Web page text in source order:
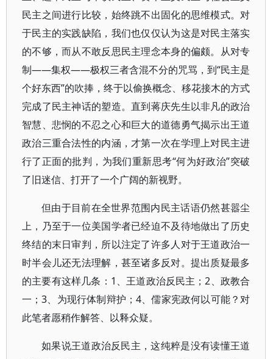
民主之间进行比较，始终跳不出固化的思维模式。对
于民主的实践缺陷，我们也仅仅认为这是对民主落实
的不够，而从不敢反思民主理念本身的偏颇。从对专
制——集权——极权三者含混不分的咒骂，到“民主是
个好东西”的吹捧，终于以偷换概念、移花接木的方式
完成了民主神话的塑造。直到蒋庆先生以非凡的政治
智慧、悲悯的不忍之心和巨大的道德勇气揭示出王道
政治三重合法性的内涵，才第一次在学理上对民主进
行了正面的批判，为我们重新思考“何为好政治”突破
了旧迷信、打开了一个广阔的新视野。
但由于目前在全世界范围内民主话语仍然甚嚣尘
上，乃至于一位美国学者已经迫不及待地做出了历史
终结的末日审判，所以注定了许多人对于王道政治一
时半会儿还无法理解，甚至诸多反对。提出质疑最多
的主要有这样几条：1、王道政治反民主；2、政教合
一；3、为现行体制辩护；4、儒家宪政何以可能？对
此笔者愿稍作解答、以释众疑。
如果说王道政治反民主，这纯粹是没有读懂王道